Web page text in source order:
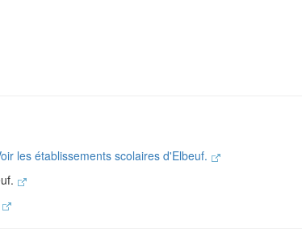
les établissements scolaires d'Elbeuf.